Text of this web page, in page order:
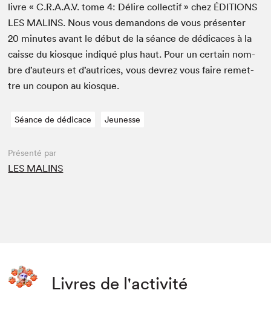
livre « C.R.A.A.V. tome4: Délire col­lec­tif » chez ÉDI­TIONS
LES MALINS. Nous vous deman­dons de vous présen­ter
20 min­utes avant le début de la séance de dédi­caces à la
caisse du kiosque indiqué plus haut. Pour un cer­tain nom­
bre d’auteurs et d’autrices, vous devrez vous faire remet­
tre un coupon au kiosque.
Séance de dédicace Jeunesse
Présenté par
LES MALINS
Livres de l'activité